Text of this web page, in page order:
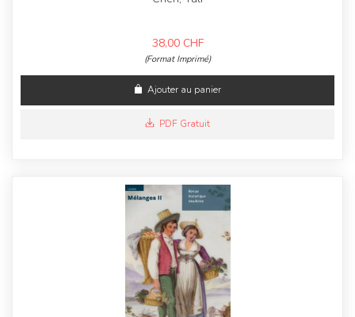
38,00 CHF
(Format Imprimé)
Ajouter au panier
PDF Gratuit